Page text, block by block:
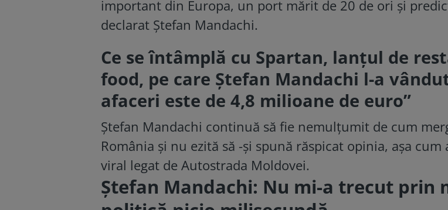
important din Europa, un port mărit de 20 de ori și
declarat Ştefan Mandachi.
Ce se întâmplă cu Spartan, lanțul de
food, pe care Ștefan Mandachi l-a
afaceri este de 4,8 milioane de euro”
Ştefan Mandachi continuă să fie nemulţumit de cum
România şi nu ezită să -şi spună răspicat opinia, aşa
viral legat de Autostrada Moldovei.
Ştefan Mandachi: Nu mi-a trecut prin